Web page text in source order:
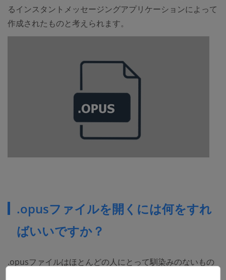
るインスタントメッセージングアプリケーションによって
作成されたものと考えられます。
.opusファイルを開くには何をすれ
ばいいですか？
.opusファイルはほとんどの人にとって馴染みのないもの